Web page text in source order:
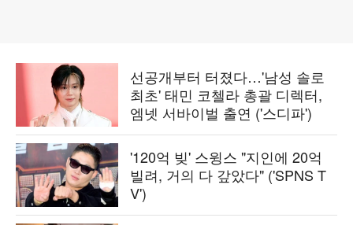
선공개부터 터졌다…'남성 솔로
최초' 태민 코첼라 총괄 디렉터,
엠넷 서바이벌 출연 ('스디파')
'120억 빚' 스윙스 "지인에 20억
빌려, 거의 다 갚았다" ('SPNS T
V')